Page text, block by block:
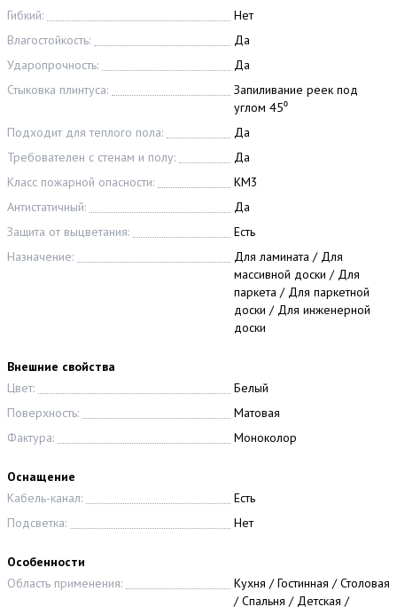
Гибкий:
Нет
Влагостойкость:
Да
Ударопрочность:
Да
Стыковка плинтуса:
Запиливание реек под
углом 45⁰
Подходит для теплого пола:
Да
Требователен с стенам и полу:
Да
Класс пожарной опасности:
КМ3
Антистатичный:
Да
Защита от выцветания:
Есть
Назначение:
Для ламината / Для
массивной доски / Для
паркета / Для паркетной
доски / Для инженерной
доски
Внешние свойства
Цвет:
Белый
Поверхность:
Матовая
Фактура:
Моноколор
Оснащение
Кабель-канал:
Есть
Подсветка:
Нет
Особенности
Область применения:
Кухня / Гостинная / Столовая
/ Спальня / Детская /